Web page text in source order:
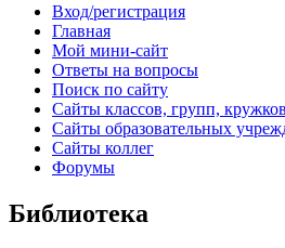
Вход/регистрация
Главная
Мой мини-сайт
Ответы на вопросы
Поиск по сайту
Сайты классов, групп,
Сайты образовательных
Сайты коллег
Форумы
Библиотека